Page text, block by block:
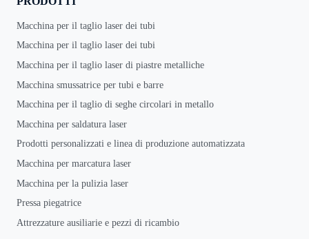
Macchina per il taglio laser dei tubi
Macchina per il taglio laser dei tubi
Macchina per il taglio laser di piastre metalliche
Macchina smussatrice per tubi e barre
Macchina per il taglio di seghe circolari in metallo
Macchina per saldatura laser
Prodotti personalizzati e linea di produzione automatizzata
Macchina per marcatura laser
Macchina per la pulizia laser
Pressa piegatrice
Attrezzature ausiliarie e pezzi di ricambio